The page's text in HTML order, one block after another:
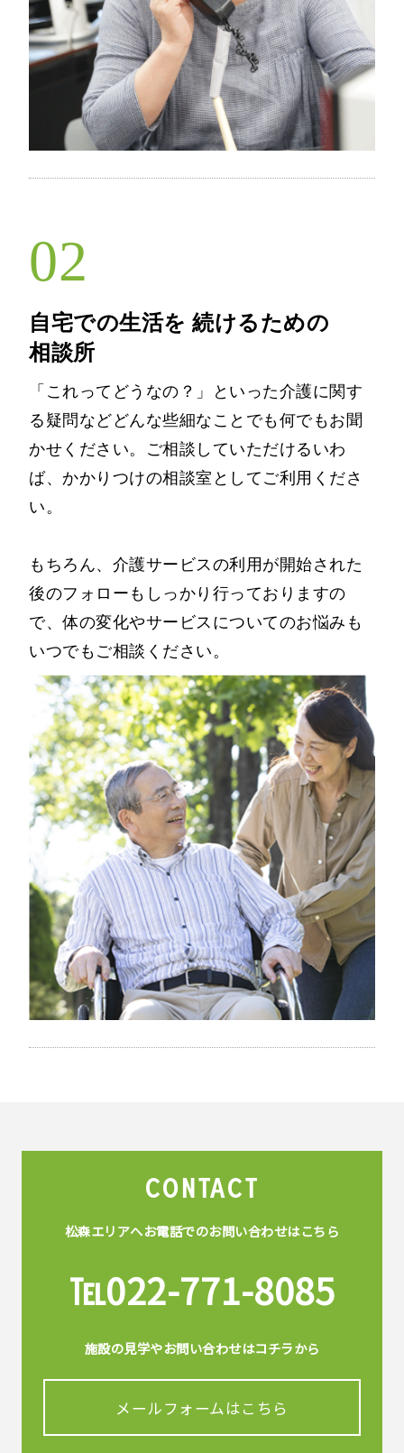
02
自宅での生活を 続けるための
相談所
「これってどうなの？」といった介護に関す
る疑問などどんな些細なことでも何でもお聞
かせください。ご相談していただけるいわ
ば、かかりつけの相談室としてご利用くださ
い。
もちろん、介護サービスの利用が開始された
後のフォローもしっかり行っておりますの
で、体の変化やサービスについてのお悩みも
いつでもご相談ください。
CONTACT
松森エリアへお電話でのお問い合わせはこちら
℡022-771-8085
施設の見学やお問い合わせはコチラから
メールフォームはこちら